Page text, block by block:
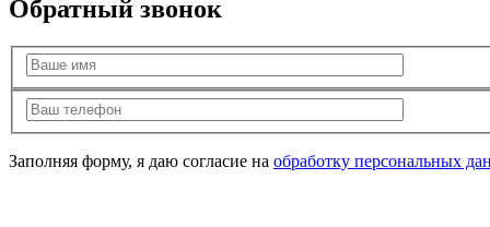
Обратный звонок
Заполняя форму, я даю согласие на обработку персональных